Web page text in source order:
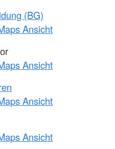
(BG)
Ansicht
Ansicht
Ansicht
Ansicht